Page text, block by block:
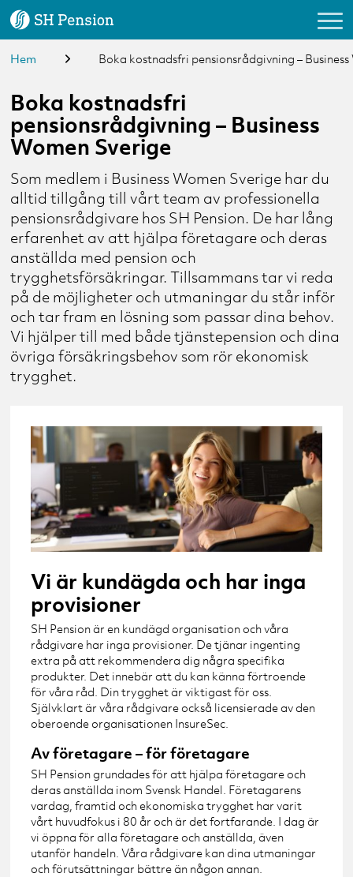
Vårt erbjudande
Kundservice
Om oss
Nyheter & Tips
Förmedlare
Hem Boka kostnadsfri pensionsrådgivning –
Boka kostnadsfri
pensionsrådgivning – Business
Women Sverige
Som medlem i Business Women Sverige har du
alltid tillgång till vårt team av professionella
pensionsrådgivare hos SH Pension. De har lång
erfarenhet av att hjälpa företagare och deras
anställda med pension och
trygghetsförsäkringar. Tillsammans tar vi reda
på de möjligheter och utmaningar du står inför
och tar fram en lösning som passar dina behov.
Vi hjälper till med både tjänstepension och dina
övriga försäkringsbehov som rör ekonomisk
trygghet.
Vi är kundägda och har inga
provisioner
SH Pension är en kundägd organisation och våra
rådgivare har inga provisioner. De tjänar ingenting
extra på att rekommendera dig några specifika
produkter. Det innebär att du kan känna förtroende
för våra råd. Din trygghet är viktigast för oss.
Självklart är våra rådgivare också licensierade av den
oberoende organisationen InsureSec.
Av företagare – för företagare
SH Pension grundades för att hjälpa företagare och
deras anställda inom Svensk Handel. Företagarens
vardag, framtid och ekonomiska trygghet har varit
vårt huvudfokus i 80 år och är det fortfarande. I dag är
vi öppna för alla företagare och anställda, även
utanför handeln. Våra rådgivare kan dina utmaningar
och förutsättningar bättre än någon annan.